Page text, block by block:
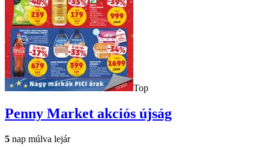
Top
Penny Market akciós újság
5 nap múlva lejár